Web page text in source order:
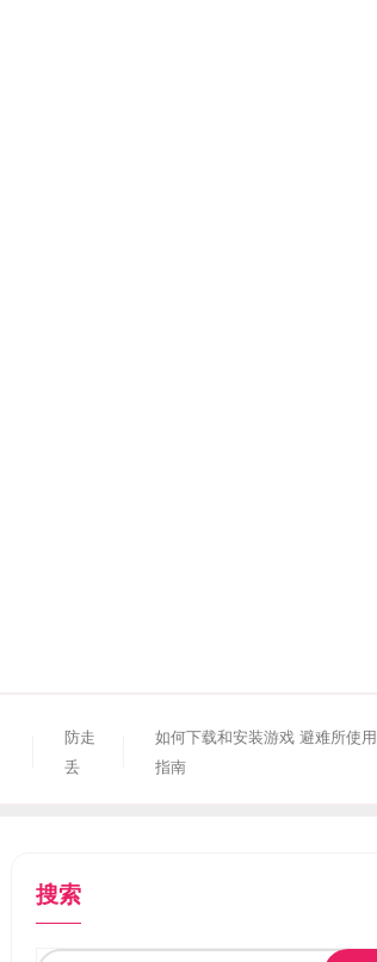
防走
丢
如何下载和安装游戏 避难所使用
指南
搜索